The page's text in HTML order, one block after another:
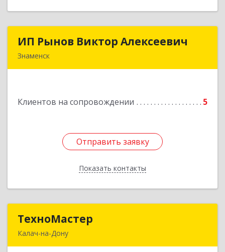
ИП Рынов Виктор Алексеевич
Знаменск
Клиентов на сопровождении 5
Отправить заявку
Показать контакты
ИП Рынов Виктор Алексеевич
Отправить заявку
Назад
ТехноМастер
Калач-на-Дону